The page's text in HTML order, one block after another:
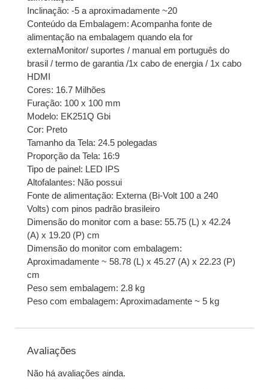
Inclinação: -5 a aproximadamente ~20
Conteúdo da Embalagem: Acompanha fonte de
alimentação na embalagem quando ela for
externaMonitor/ suportes / manual em português do
brasil / termo de garantia /1x cabo de energia / 1x cabo
HDMI
Cores: 16.7 Milhões
Furação: 100 x 100 mm
Modelo: EK251Q Gbi
Cor: Preto
Tamanho da Tela: 24.5 polegadas
Proporção da Tela: 16:9
Tipo de painel: LED IPS
Altofalantes: Não possui
Fonte de alimentação: Externa (Bi-Volt 100 a 240
Volts) com pinos padrão brasileiro
Dimensão do monitor com a base: 55.75 (L) x 42.24
(A) x 19.20 (P) cm
Dimensão do monitor com embalagem:
Aproximadamente ~ 58.78 (L) x 45.27 (A) x 22.23 (P)
cm
Peso sem embalagem: 2.8 kg
Peso com embalagem: Aproximadamente ~ 5 kg
Avaliações
Não há avaliações ainda.